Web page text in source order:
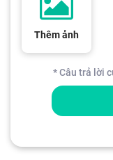
Thêm ảnh
* Câu trả lời